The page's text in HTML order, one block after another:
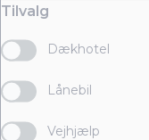
Tilvalg
Dækhotel
Lånebil
Vejhjælp